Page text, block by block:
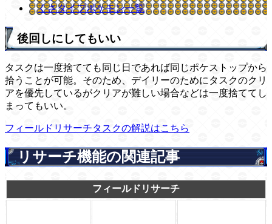
くさタイプポケモン一覧
後回しにしてもいい
タスクは一度捨てても同じ日であれば同じポケストップから
拾うことが可能。そのため、デイリーのためにタスクのクリ
アを優先しているがクリアが難しい場合などは一度捨ててし
まってもいい。
フィールドリサーチタスクの解説はこちら
リサーチ機能の関連記事
フィールドリサーチ